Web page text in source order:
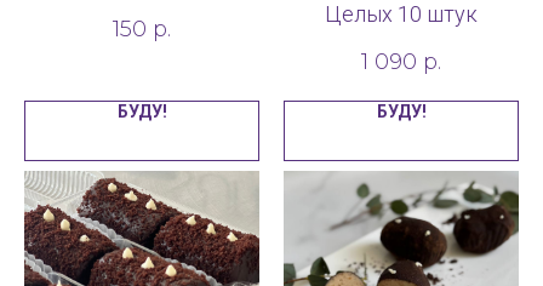
150 р.
БУДУ!
Целых 10 штук
1 090 р.
БУДУ!